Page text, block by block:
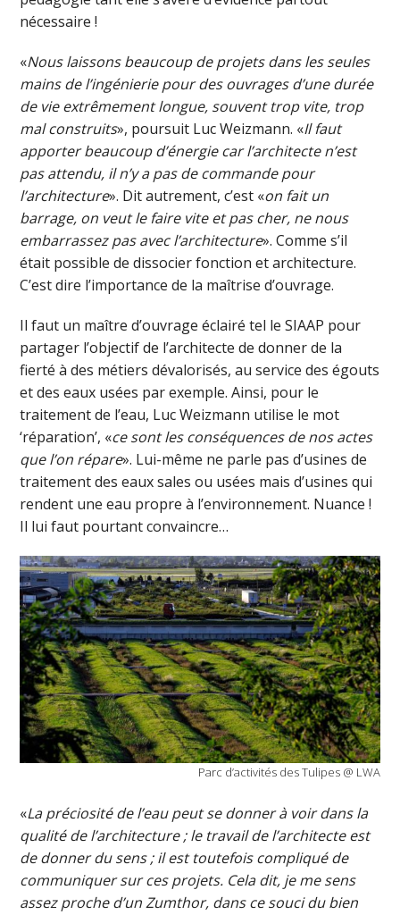
nécessaire !
«Nous laissons beaucoup de projets dans les seules
mains de l’ingénierie pour des ouvrages d’une durée
de vie extrêmement longue, souvent trop vite, trop
mal construits», poursuit Luc Weizmann. «Il faut
apporter beaucoup d’énergie car l’architecte n’est
pas attendu, il n’y a pas de commande pour
l’architecture». Dit autrement, c’est «on fait un
barrage, on veut le faire vite et pas cher, ne nous
embarrassez pas avec l’architecture». Comme s’il
était possible de dissocier fonction et architecture.
C’est dire l’importance de la maîtrise d’ouvrage.
Il faut un maître d’ouvrage éclairé tel le SIAAP pour
partager l’objectif de l’architecte de donner de la
fierté à des métiers dévalorisés, au service des égouts
et des eaux usées par exemple. Ainsi, pour le
traitement de l’eau, Luc Weizmann utilise le mot
‘réparation’, «ce sont les conséquences de nos actes
que l’on répare». Lui-même ne parle pas d’usines de
traitement des eaux sales ou usées mais d’usines qui
rendent une eau propre à l’environnement. Nuance !
Il lui faut pourtant convaincre…
Parc d’activités des Tulipes @ LWA
«La préciosité de l’eau peut se donner à voir dans la
qualité de l’architecture ; le travail de l’architecte est
de donner du sens ; il est toutefois compliqué de
communiquer sur ces projets. Cela dit, je me sens
assez proche d’un Zumthor, dans ce souci du bien